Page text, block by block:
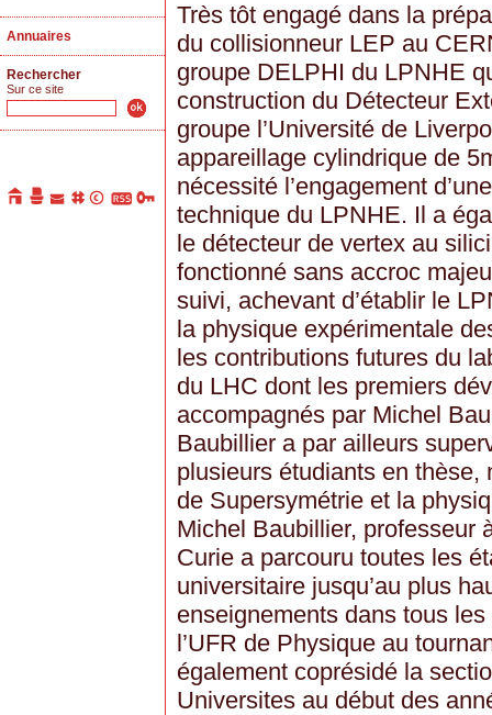
Annuaires
Rechercher
Sur ce site
Très tôt engagé dans la
du collisionneur LEP au
groupe DELPHI du LPNHE
construction du Détecteur
groupe l’Université de
appareillage cylindrique de
nécessité l’engagement
technique du LPNHE. Il a
le détecteur de vertex au
fonctionné sans accroc
suivi, achevant d’établir le
la physique expérimentale
les contributions futures du
du LHC dont les premiers
accompagnés par Michel
Baubillier a par ailleurs
plusieurs étudiants en thèse,
de Supersymétrie et la
Michel Baubillier, professeur
Curie a parcouru toutes les
universitaire jusqu’au plus
enseignements dans tous
l’UFR de Physique au
également coprésidé la
Universites au début des